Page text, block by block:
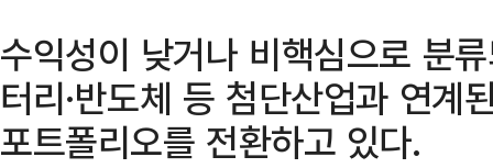
수익성이 낮거나 비핵심으로 분
터리·반도체 등 첨단산업과 연계
포트폴리오를 전환하고 있다.